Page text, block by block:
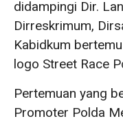
didampingi Dir.
Dirreskrimum,
Kabidkum
logo Street Race
Pertemuan yang
Promoter Polda